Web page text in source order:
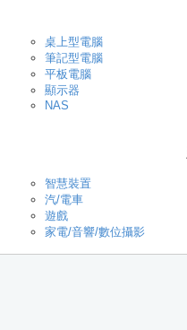
桌上型電腦
筆記型電腦
平板電腦
顯示器
NAS
智慧裝置
汽/電車
遊戲
家電/音響/數位攝影